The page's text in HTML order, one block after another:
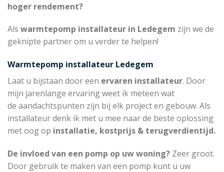
hoger rendement?
Als warmtepomp installateur in Ledegem zijn we de
geknipte partner om u verder te helpen!
Warmtepomp installateur Ledegem
Laat u bijstaan door een ervaren installateur. Door
mijn jarenlange ervaring weet ik meteen wat
de aandachtspunten zijn bij elk project en gebouw. Als
installateur denk ik met u mee naar de beste oplossing
met oog op installatie, kostprijs & terugverdientijd.
De invloed van een pomp op uw woning? Zeer groot.
Door gebruik te maken van een pomp kunt u uw